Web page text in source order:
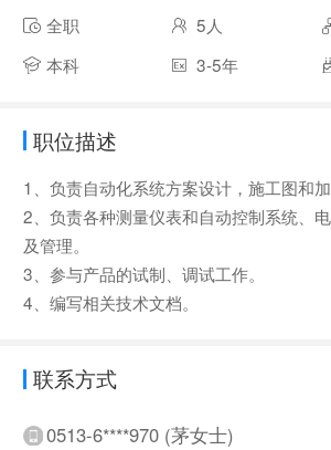
全职 5人
本科
3-5年
职位描述
1、负责自动化系统方案设计，施工图和加
2、负责各种测量仪表和自动控制系统、
及管理。
3、参与产品的试制、调试工作。
4、编写相关技术文档。
联系方式
0513-6****970 (茅女士)